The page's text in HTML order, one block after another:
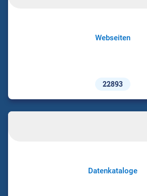
Webseiten
22893
Datenkataloge